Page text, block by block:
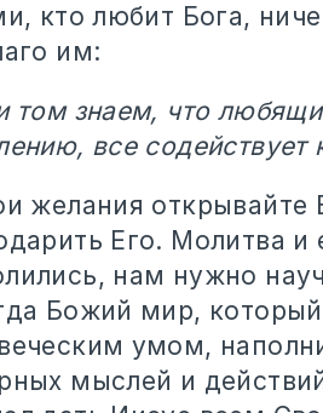
кто любит Бога,
им:
том знаем, что
все
желания открывайте
Его. Молитва
нам нужно
Божий мир,
умом,
мыслей и